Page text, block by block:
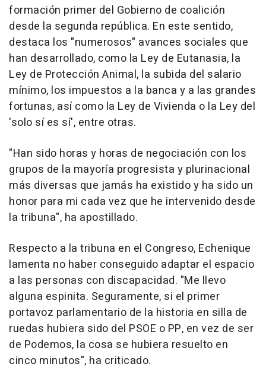
formación primer del Gobierno de coalición
desde la segunda república. En este sentido,
destaca los "numerosos" avances sociales que
han desarrollado, como la Ley de Eutanasia, la
Ley de Protección Animal, la subida del salario
mínimo, los impuestos a la banca y a las grandes
fortunas, así como la Ley de Vivienda o la Ley del
'solo sí es sí', entre otras.
"Han sido horas y horas de negociación con los
grupos de la mayoría progresista y plurinacional
más diversas que jamás ha existido y ha sido un
honor para mi cada vez que he intervenido desde
la tribuna", ha apostillado.
Respecto a la tribuna en el Congreso, Echenique
lamenta no haber conseguido adaptar el espacio
a las personas con discapacidad. "Me llevo
alguna espinita. Seguramente, si el primer
portavoz parlamentario de la historia en silla de
ruedas hubiera sido del PSOE o PP, en vez de ser
de Podemos, la cosa se hubiera resuelto en
cinco minutos", ha criticado.